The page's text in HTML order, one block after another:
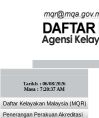
Tarikh : 06/08/2026
Masa : 7:20:37 AM
Daftar Kelayakan Malaysia (MQR)
Penerangan Perakuan Akreditasi